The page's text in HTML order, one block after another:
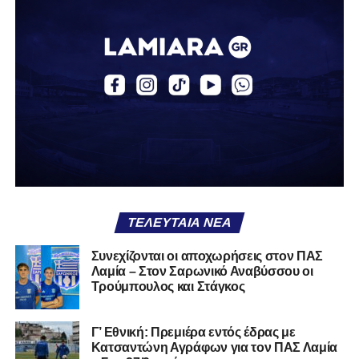
φαίνονται βρίσκεται σήμερα διάτρητη. Σαν ένα σακάκι
καλό που κάποτε φόρεσες σε επίσημες περιστάσεις τώρα
το κρατάς στη ντουλάπα, τσαλακωμένο, χωρίς να ξέρεις
αν πρέπει να το φορέσεις ξανά ή να το χαρίσεις. Η Λαμία
δείχνει να μην ξέρει τι θέλει να είναι. Και αυτό είναι πάντα
φίλαθλοι και περίγυρος, αντί για παράγοντες
Ασχολούνται περισσότερο με τις «χάρες» των άλλων
παρά με τις δικές τους αδυναμίες. Σαν να ψάχνεις
στον διπλανό το γιατί δεν βρέχει, ενώ κρατάς
ομπρέλα μέσα στο σαλόνι.
εμπειρίαανώτερων επιπέδων,δεν μπορεί να εκπέμπει
εικόνα ομάδας-θύματος.Δεν γίνεται να μιλά για «κέντρα
ΤΕΛΕΥΤΑΊΑ ΝΈΑ
Συνεχίζονται οι αποχωρήσεις στον ΠΑΣ
Λαμία – Στον Σαρωνικό Αναβύσσου οι
Τρούμπουλος και Στάγκος
Γ’ Εθνική: Πρεμιέρα εντός έδρας με
Κατσαντώνη Αγράφων για τον ΠΑΣ Λαμία